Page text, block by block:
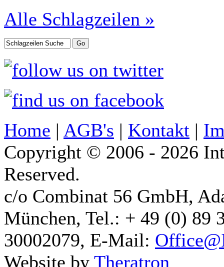
Alle Schlagzeilen »
Home | AGB's | Kontakt |
Copyright © 2006 - 2026
Reserved.
c/o Combinat 56 GmbH,
München, Tel.: + 49 (0) 89
30002079, E-Mail:
Website by Theratron